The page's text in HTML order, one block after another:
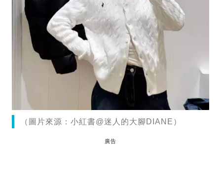
（圖片來源：小紅書@迷人的大腳DIANE）
廣告